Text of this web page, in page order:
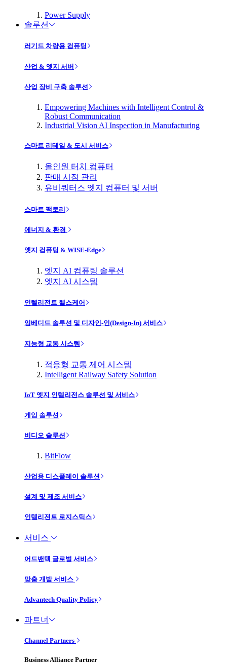
Power Supply
솔루션
러기드 차량용 컴퓨팅
산업 & 엣지 서버
산업 장비 구축 솔루션
Empowering Machines with Intelligent Control &
Robust Communication
Industrial Vision AI Inspection in Manufacturing
스마트 리테일 & 도시 서비스
올인원 터치 컴퓨터
판매 시점 관리
유비쿼터스 엣지 컴퓨터 및 서버
스마트 팩토리
에너지 & 환경
엣지 컴퓨팅 & WISE-Edge
엣지 AI 컴퓨팅 솔루션
엣지 AI 시스템
인텔리전트 헬스케어
임베디드 솔루션 및 디자인-인(Design-In) 서비스
지능형 교통 시스템
적응형 교통 제어 시스템
Intelligent Railway Safety Solution
IoT 엣지 인텔리전스 솔루션 및 서비스
게임 솔루션
비디오 솔루션
BitFlow
산업용 디스플레이 솔루션
설계 및 제조 서비스
인텔리전트 로지스틱스
서비스
어드밴텍 글로벌 서비스
맞춤 개발 서비스
Advantech Quality Policy
파트너
Channel Partners
Business Alliance Partner